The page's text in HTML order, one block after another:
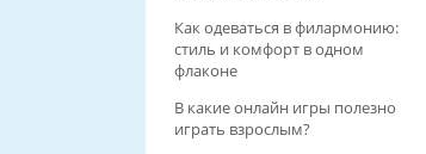
Как одеваться в филармонию:
стиль и комфорт в одном
флаконе
В какие онлайн игры полезно
играть взрослым?